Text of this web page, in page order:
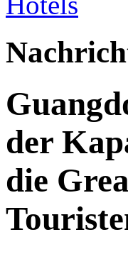
der
die